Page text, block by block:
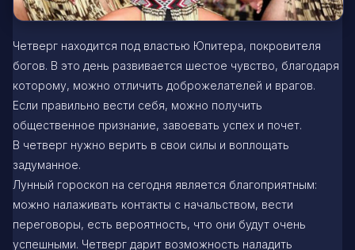
Четверг находится под властью Юпитера, покровителя
богов. В это день развивается шестое чувство, благодаря
которому, можно отличить доброжелателей и врагов.
Если правильно вести себя, можно получить
общественное признание, завоевать успех и почет.
В четверг нужно верить в свои силы и воплощать
задуманное.
Лунный гороскоп на сегодня является благоприятным:
можно налаживать контакты с начальством, вести
переговоры, есть вероятность, что они будут очень
успешными. Четверг дарит возможность наладить